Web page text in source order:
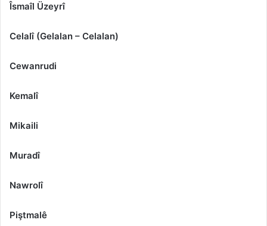
Îsmaîl Üzeyrî
Celalî (Gelalan – Celalan)
Cewanrudi
Kemalî
Mikaili
Muradî
Nawrolî
Piştmalê